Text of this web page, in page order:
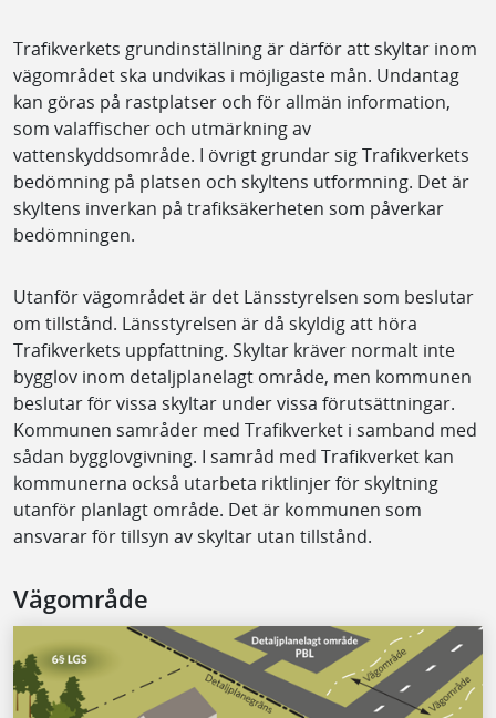
Trafikverkets grundinställning är därför att skyltar inom
vägområdet ska undvikas i möjligaste mån. Undantag
kan göras på rastplatser och för allmän information,
som valaffischer och utmärkning av
vattenskyddsområde. I övrigt grundar sig Trafikverkets
bedömning på platsen och skyltens utformning. Det är
skyltens inverkan på trafiksäkerheten som påverkar
bedömningen.
Utanför vägområdet är det Länsstyrelsen som beslutar
om tillstånd. Länsstyrelsen är då skyldig att höra
Trafikverkets uppfattning. Skyltar kräver normalt inte
bygglov inom detaljplanelagt område, men kommunen
beslutar för vissa skyltar under vissa förutsättningar.
Kommunen samråder med Trafikverket i samband med
sådan bygglovgivning. I samråd med Trafikverket kan
kommunerna också utarbeta riktlinjer för skyltning
utanför planlagt område. Det är kommunen som
ansvarar för tillsyn av skyltar utan tillstånd.
Vägområde